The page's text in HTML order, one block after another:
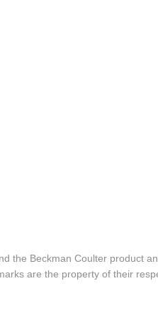
the Beckman Coulter product
are the property of their